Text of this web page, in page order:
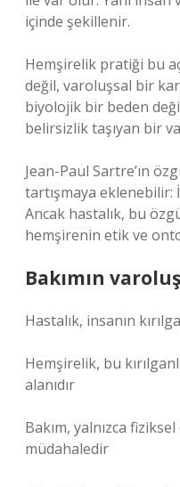
içinde şekillenir.
Hemşirelik pratiği bu
değil, varoluşsal bir
biyolojik bir beden
belirsizlik taşıyan bir
Jean-Paul Sartre’ın
tartışmaya eklenebilir:
Ancak hastalık, bu
hemşirenin etik ve
Bakımın
Hastalık, insanın
Hemşirelik, bu
alanıdır
Bakım, yalnızca
müdahaledir